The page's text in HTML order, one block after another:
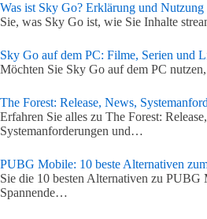
Was ist Sky Go? Erklärung und
Sie, was Sky Go ist, wie Sie Inhalte
Sky Go auf dem PC: Filme, Serien und
Möchten Sie Sky Go auf dem PC
The Forest: Release, News,
Erfahren Sie alles zu The Forest:
Systemanforderungen und…
PUBG Mobile: 10 beste Alternativen
Sie die 10 besten Alternativen zu PUBG
Spannende…